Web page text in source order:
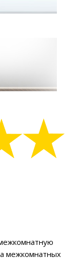
межкомнатных